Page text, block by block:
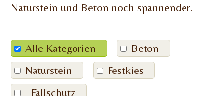
Naturstein und Beton noch spannender.
Alle Kategorien
Beton
Naturstein
Festkies
Fallschutz